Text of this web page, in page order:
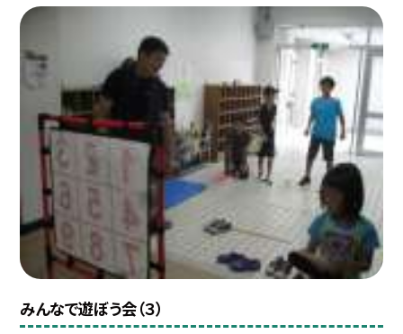
みんなで遊ぼう会（３）